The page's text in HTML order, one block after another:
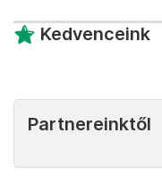
Kedvenceink
Partnereinktől